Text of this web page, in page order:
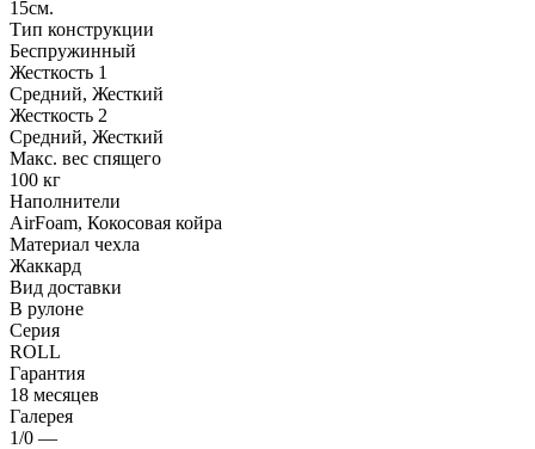
15см.
Тип конструкции
Беспружинный
Жесткость 1
Средний, Жесткий
Жесткость 2
Средний, Жесткий
Макс. вес спящего
100 кг
Наполнители
AirFoam, Кокосовая койра
Материал чехла
Жаккард
Вид доставки
В рулоне
Серия
ROLL
Гарантия
18 месяцев
Галерея
1/0 —